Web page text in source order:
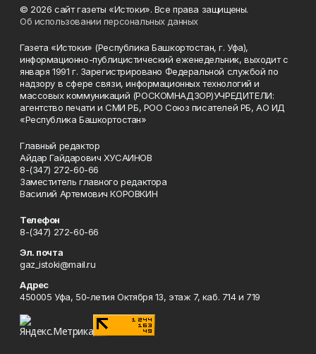
© 2026 сайт газеты «Истоки». Все права защищены.
Об использовании персональных данных
Газета «Истоки» (Республика Башкортостан, г. Уфа),
информационно-публицистический еженедельник, выходит с
января 1991 г. Зарегистрировано Федеральной службой по
надзору в сфере связи, информационных технологий и
массовых коммуникаций (РОСКОМНАДЗОР)УЧРЕДИТЕЛИ:
агентство печати и СМИ РБ, РОО Союз писателей РБ, АО ИД
«Республика Башкортостан»
Главный редактор
Айдар Гайдарович ХУСАИНОВ
8-(347) 272-60-66
Заместитель главного редактора
Василий Артемович КОРОВКИН
Телефон
8-(347) 272-60-66
Эл. почта
gaz_istoki@mail.ru
Адрес
450005 Уфа, 50-летия Октября 13, этаж 7, каб. 714 и 719